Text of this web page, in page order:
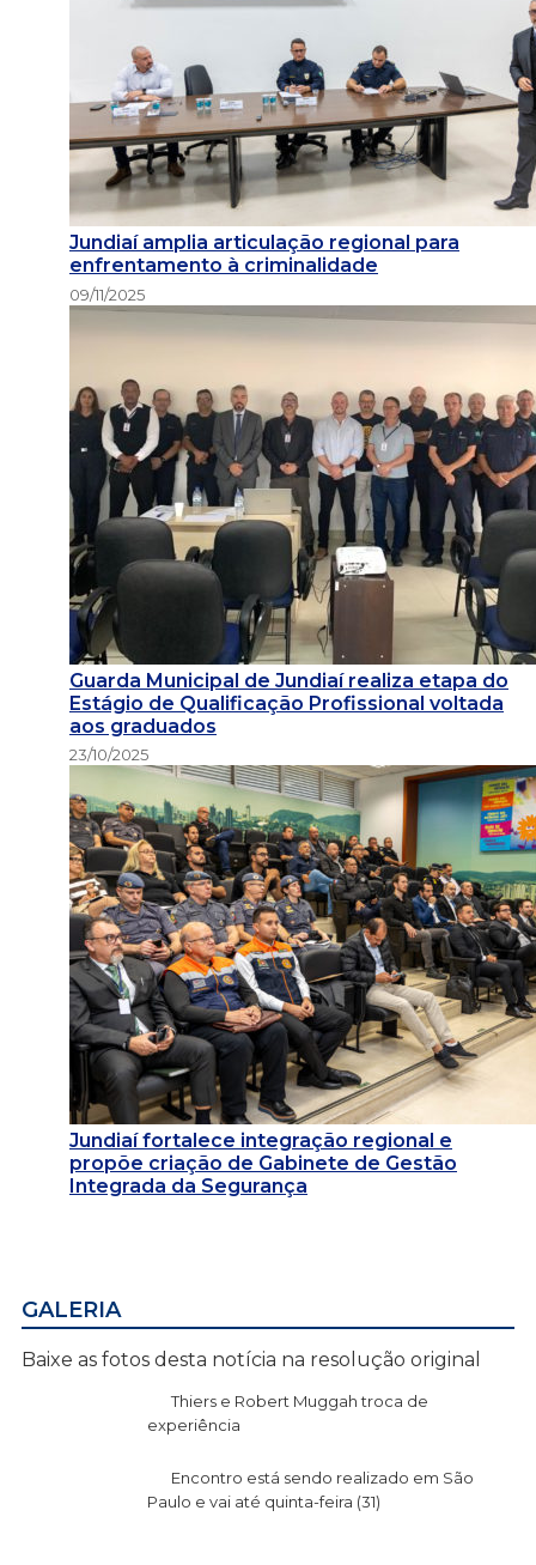
Jundiaí amplia articulação regional para
enfrentamento à criminalidade
09/11/2025
Guarda Municipal de Jundiaí realiza etapa do
Estágio de Qualificação Profissional voltada
aos graduados
23/10/2025
Jundiaí fortalece integração regional e
propõe criação de Gabinete de Gestão
Integrada da Segurança
GALERIA
Baixe as fotos desta notícia na resolução original
Thiers e Robert Muggah troca de
experiência
Encontro está sendo realizado em São
Paulo e vai até quinta-feira (31)